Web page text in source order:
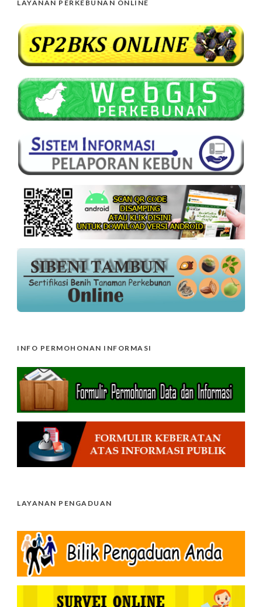
LAYANAN PERKEBUNAN ONLINE
INFO PERMOHONAN INFORMASI
LAYANAN PENGADUAN